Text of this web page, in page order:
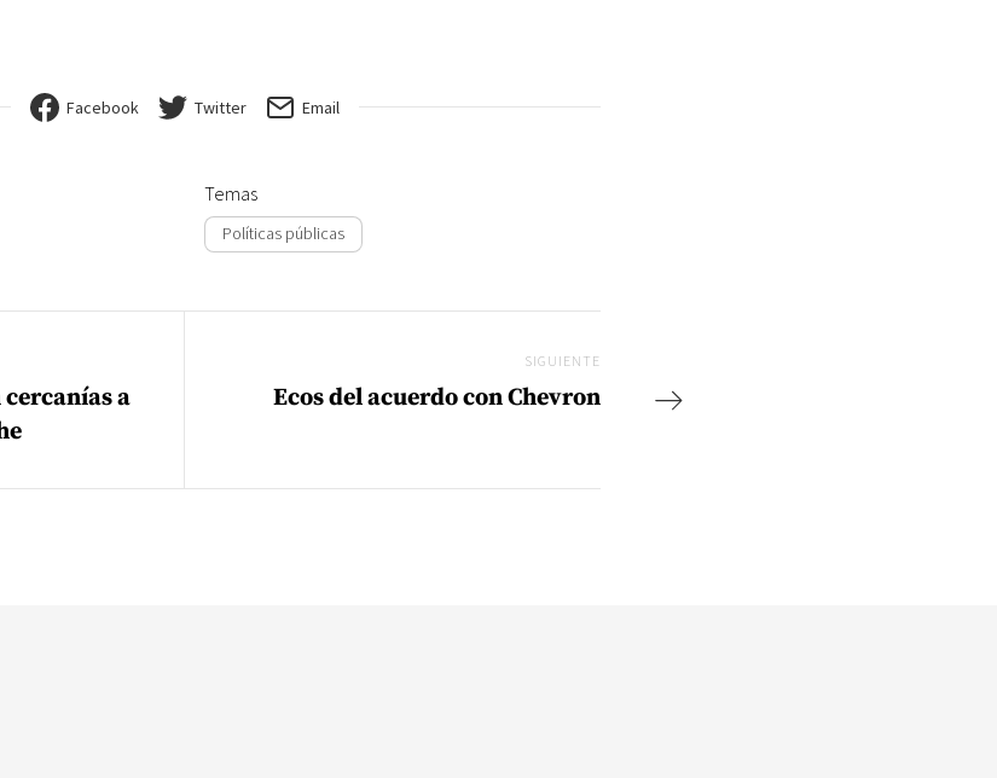
Facebook Twitter Email
Temas
Políticas públicas
a
SIGUIENTE
Ecos del acuerdo con Chevron